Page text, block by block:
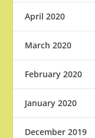
April 2020
March 2020
February 2020
January 2020
December 2019